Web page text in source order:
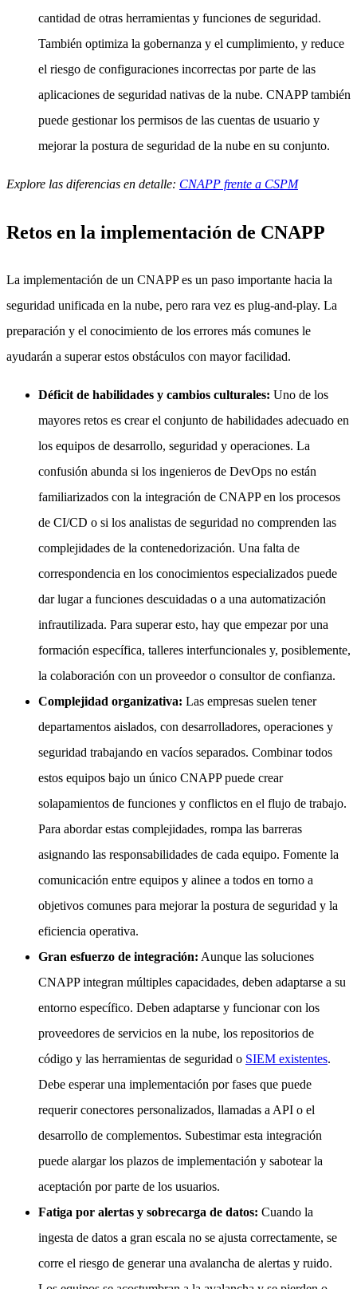
cantidad de otras herramientas y funciones de seguridad.
También optimiza la gobernanza y el cumplimiento, y reduce
el riesgo de configuraciones incorrectas por parte de las
aplicaciones de seguridad nativas de la nube. CNAPP también
puede gestionar los permisos de las cuentas de usuario y
mejorar la postura de seguridad de la nube en su conjunto.
Explore las diferencias en detalle: CNAPP frente a CSPM
Retos en la implementación de CNAPP
La implementación de un CNAPP es un paso importante hacia la
seguridad unificada en la nube, pero rara vez es plug-and-play. La
preparación y el conocimiento de los errores más comunes le
ayudarán a superar estos obstáculos con mayor facilidad.
Déficit de habilidades y cambios culturales: Uno de los
mayores retos es crear el conjunto de habilidades adecuado en
los equipos de desarrollo, seguridad y operaciones. La
confusión abunda si los ingenieros de DevOps no están
familiarizados con la integración de CNAPP en los procesos
de CI/CD o si los analistas de seguridad no comprenden las
complejidades de la contenedorización. Una falta de
correspondencia en los conocimientos especializados puede
dar lugar a funciones descuidadas o a una automatización
infrautilizada. Para superar esto, hay que empezar por una
formación específica, talleres interfuncionales y, posiblemente,
la colaboración con un proveedor o consultor de confianza.
Complejidad organizativa: Las empresas suelen tener
departamentos aislados, con desarrolladores, operaciones y
seguridad trabajando en vacíos separados. Combinar todos
estos equipos bajo un único CNAPP puede crear
solapamientos de funciones y conflictos en el flujo de trabajo.
Para abordar estas complejidades, rompa las barreras
asignando las responsabilidades de cada equipo. Fomente la
comunicación entre equipos y alinee a todos en torno a
objetivos comunes para mejorar la postura de seguridad y la
eficiencia operativa.
Gran esfuerzo de integración: Aunque las soluciones
CNAPP integran múltiples capacidades, deben adaptarse a su
entorno específico. Deben adaptarse y funcionar con los
proveedores de servicios en la nube, los repositorios de
código y las herramientas de seguridad o SIEM existentes.
Debe esperar una implementación por fases que puede
requerir conectores personalizados, llamadas a API o el
desarrollo de complementos. Subestimar esta integración
puede alargar los plazos de implementación y sabotear la
aceptación por parte de los usuarios.
Fatiga por alertas y sobrecarga de datos: Cuando la
ingesta de datos a gran escala no se ajusta correctamente, se
corre el riesgo de generar una avalancha de alertas y ruido.